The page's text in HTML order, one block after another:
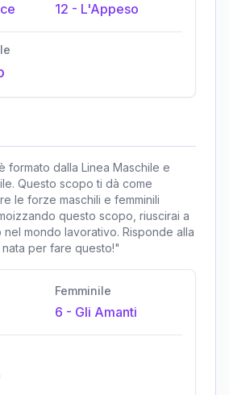
12 - L'Appeso
formato dalla Linea Maschile e
Questo scopo ti dà come
le forze maschili e femminili
questo scopo, riuscirai a
mondo lavorativo. Risponde alla
per fare questo!"
Femminile
6 - Gli Amanti